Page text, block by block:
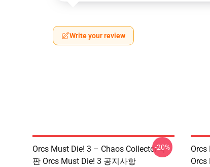
Write your review
Orcs Must Die! 3 – Chaos Collector의
판 Orcs Must Die! 3 공지사항
-20%
Orcs
Orcs